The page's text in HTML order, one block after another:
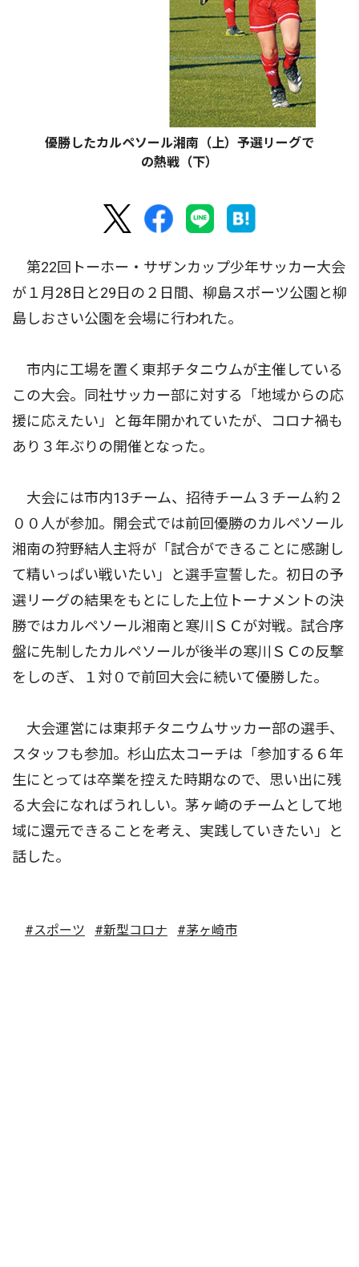
優勝したカルペソール湘南（上）予選リーグで
の熱戦（下）
第22回トーホー・サザンカップ少年サッカー大会
が１月28日と29日の２日間、柳島スポーツ公園と柳
島しおさい公園を会場に行われた。
市内に工場を置く東邦チタニウムが主催している
この大会。同社サッカー部に対する「地域からの応
援に応えたい」と毎年開かれていたが、コロナ禍も
あり３年ぶりの開催となった。
大会には市内13チーム、招待チーム３チーム約２
００人が参加。開会式では前回優勝のカルペソール
湘南の狩野結人主将が「試合ができることに感謝し
て精いっぱい戦いたい」と選手宣誓した。初日の予
選リーグの結果をもとにした上位トーナメントの決
勝ではカルペソール湘南と寒川ＳＣが対戦。試合序
盤に先制したカルペソールが後半の寒川ＳＣの反撃
をしのぎ、１対０で前回大会に続いて優勝した。
大会運営には東邦チタニウムサッカー部の選手、
スタッフも参加。杉山広太コーチは「参加する６年
生にとっては卒業を控えた時期なので、思い出に残
る大会になればうれしい。茅ヶ崎のチームとして地
域に還元できることを考え、実践していきたい」と
話した。
#スポーツ #新型コロナ #茅ヶ崎市